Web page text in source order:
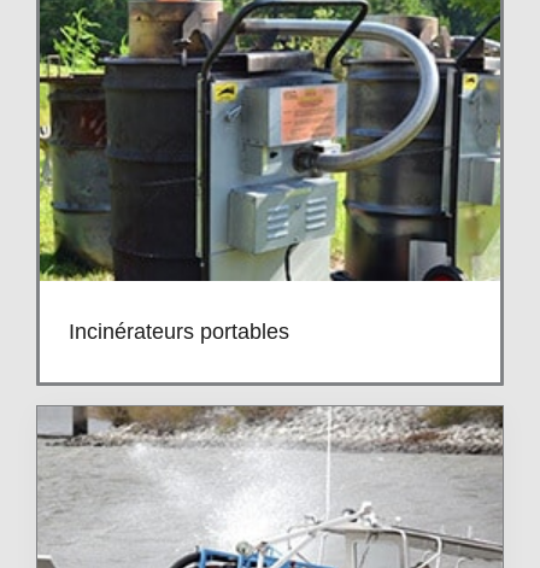
Incinérateurs portables